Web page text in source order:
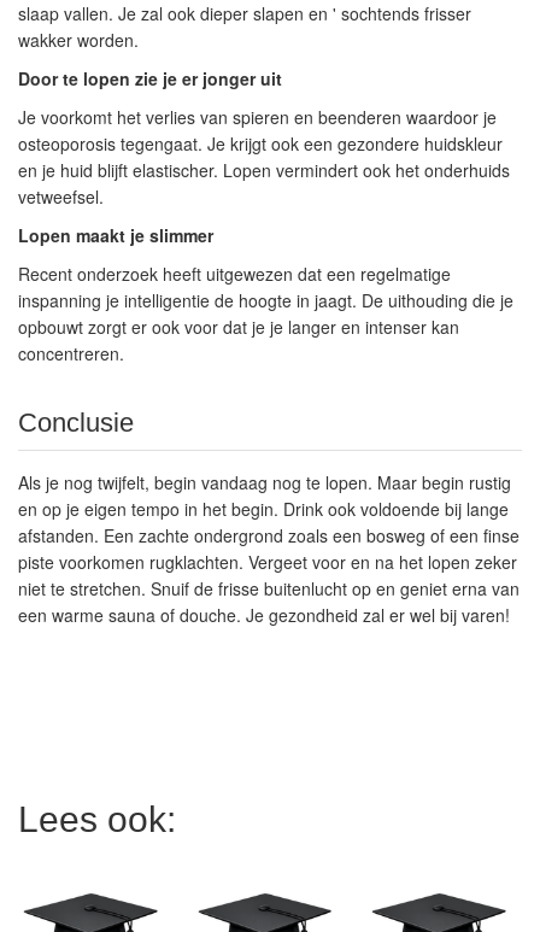
slaap vallen. Je zal ook dieper slapen en ' sochtends frisser
wakker worden.
Door te lopen zie je er jonger uit
Je voorkomt het verlies van spieren en beenderen waardoor je
osteoporosis tegengaat. Je krijgt ook een gezondere huidskleur
en je huid blijft elastischer. Lopen vermindert ook het onderhuids
vetweefsel.
Lopen maakt je slimmer
Recent onderzoek heeft uitgewezen dat een regelmatige
inspanning je intelligentie de hoogte in jaagt. De uithouding die je
opbouwt zorgt er ook voor dat je je langer en intenser kan
concentreren.
Conclusie
Als je nog twijfelt, begin vandaag nog te lopen. Maar begin rustig
en op je eigen tempo in het begin. Drink ook voldoende bij lange
afstanden. Een zachte ondergrond zoals een bosweg of een finse
piste voorkomen rugklachten. Vergeet voor en na het lopen zeker
niet te stretchen. Snuif de frisse buitenlucht op en geniet erna van
een warme sauna of douche. Je gezondheid zal er wel bij varen!
Lees ook: